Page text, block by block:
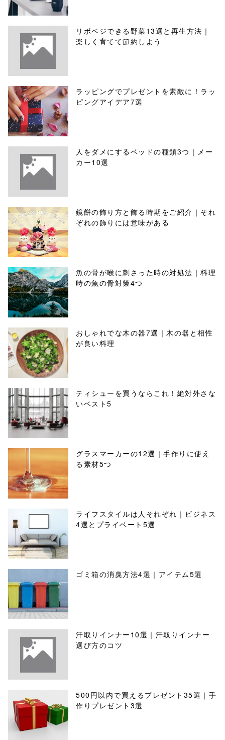
リボベジできる野菜13選と再生方法｜
楽しく育てて節約しよう
ラッピングでプレゼントを素敵に！ラッ
ピングアイデア7選
人をダメにするベッドの種類3つ｜メー
カー10選
鏡餅の飾り方と飾る時期をご紹介｜それ
ぞれの飾りには意味がある
魚の骨が喉に刺さった時の対処法｜料理
時の魚の骨対策4つ
おしゃれでな木の器7選｜木の器と相性
が良い料理
ティシューを買うならこれ！絶対外さな
いベスト5
グラスマーカーの12選｜手作りに使え
る素材5つ
ライフスタイルは人それぞれ｜ビジネス
4選とプライベート5選
ゴミ箱の消臭方法4選｜アイテム5選
汗取りインナー10選｜汗取りインナー
選び方のコツ
500円以内で買えるプレゼント35選｜手
作りプレゼント3選